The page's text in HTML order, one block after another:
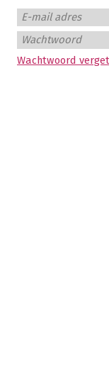
E-mail adres
Wachtwoord
Wachtwoord